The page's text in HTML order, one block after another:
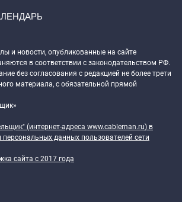
и новости, опубликованные на сайте
в соответствии с законодательством РФ.
без согласования с редакцией не более трети
материала, с обязательной прямой
(интернет-адреса www.cableman.ru) в
данных пользователей сети
сайта c 2017 года